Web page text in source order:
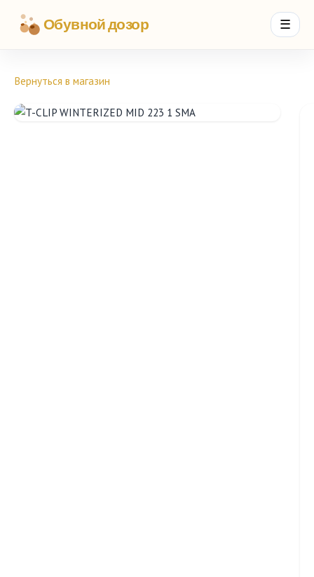
Обувной дозор ☰
Вернуться в магазин